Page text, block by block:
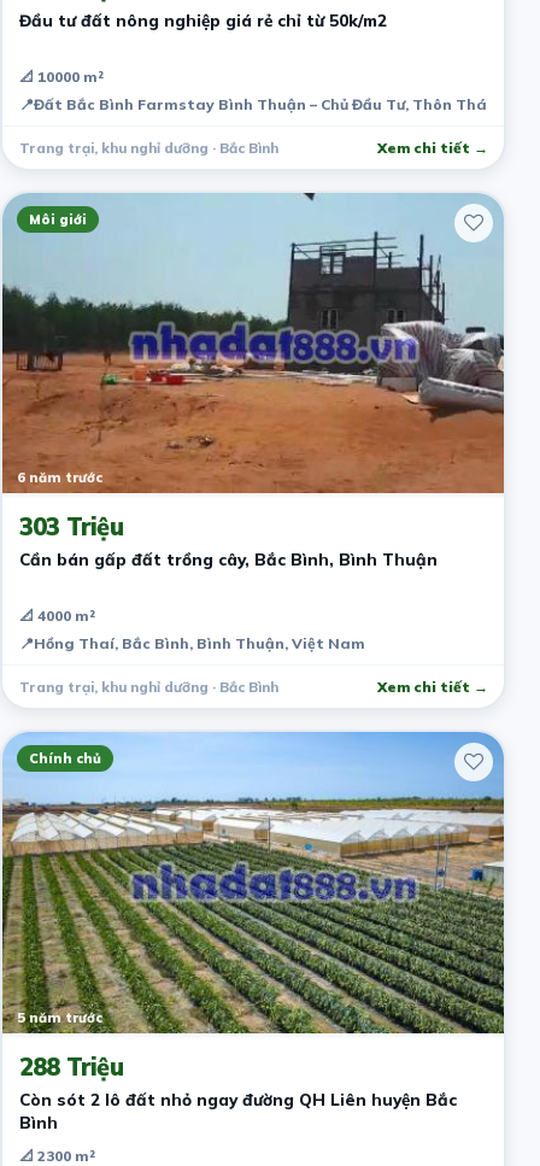
Đầu tư đất nông nghiệp giá rẻ chỉ từ 50k/m2
📐 10000 m²
📍Đất Bắc Bình Farmstay Bình Thuận – Chủ Đầu Tư, Thôn Thái An,
Trang trại, khu nghỉ dưỡng · Bắc Bình Xem chi tiết →
Môi giới
6 năm trước
303 Triệu
Cần bán gấp đất trồng cây, Bắc Bình, Bình Thuận
📐 4000 m²
📍Hồng Thaí, Bắc Bình, Bình Thuận, Việt Nam
Trang trại, khu nghỉ dưỡng · Bắc Bình Xem chi tiết →
Chính chủ
5 năm trước
288 Triệu
Còn sót 2 lô đất nhỏ ngay đường QH Liên huyện Bắc
Bình
📐 2300 m²